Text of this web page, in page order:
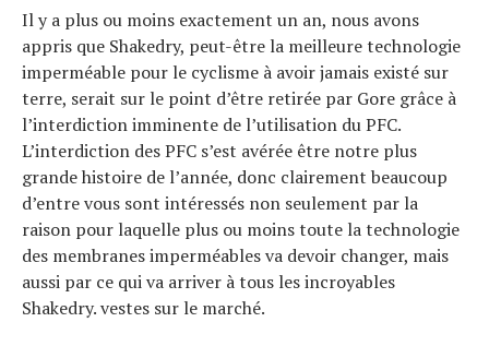
Il y a plus ou moins exactement un an, nous avons
appris que Shakedry, peut-être la meilleure technologie
imperméable pour le cyclisme à avoir jamais existé sur
terre, serait sur le point d’être retirée par Gore grâce à
l’interdiction imminente de l’utilisation du PFC.
L’interdiction des PFC s’est avérée être notre plus
grande histoire de l’année, donc clairement beaucoup
d’entre vous sont intéressés non seulement par la
raison pour laquelle plus ou moins toute la technologie
des membranes imperméables va devoir changer, mais
aussi par ce qui va arriver à tous les incroyables
Shakedry. vestes sur le marché.
Tests de produits
Conseils
Tendances
Tous nos articles
À propos